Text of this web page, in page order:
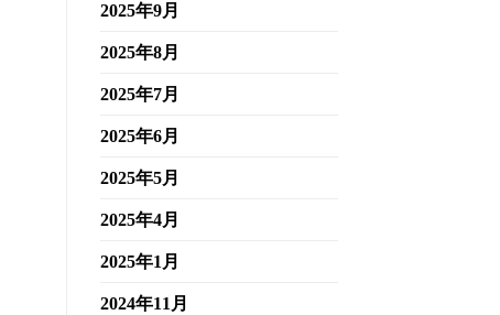
2025年9月
2025年8月
2025年7月
2025年6月
2025年5月
2025年4月
2025年1月
2024年11月